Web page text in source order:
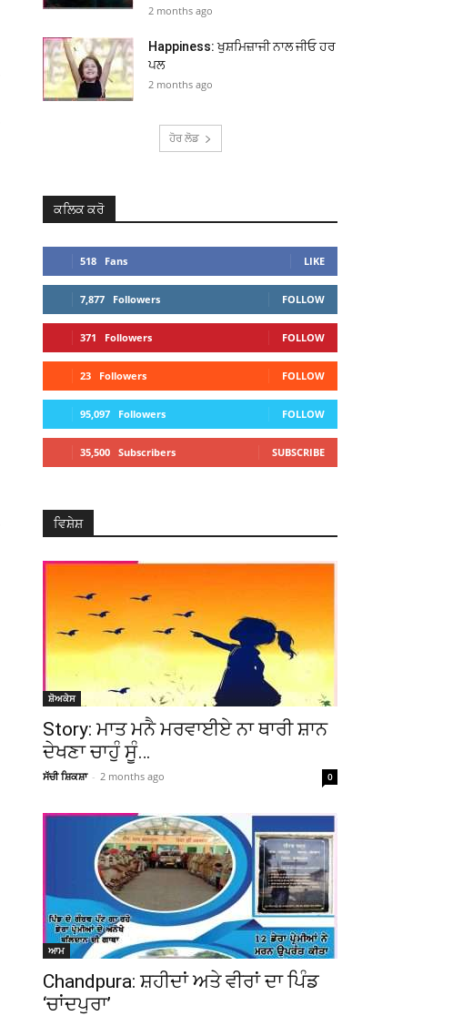
2 months ago
Happiness: ਖੁਸ਼ਮਿਜ਼ਾਜੀ ਨਾਲ ਜੀਓ ਹਰ
ਪਲ
2 months ago
ਹੋਰ ਲੋਡ
ਕਲਿਕ ਕਰੋ
518 Fans LIKE
7,877 Followers FOLLOW
371 Followers FOLLOW
23 Followers FOLLOW
95,097 Followers FOLLOW
35,500 Subscribers SUBSCRIBE
ਵਿਸ਼ੇਸ਼
ਸ਼ੋਅਕੇਸ
Story: ਮਾਤ ਮਨੈ ਮਰਵਾਈਏ ਨਾ ਥਾਰੀ ਸ਼ਾਨ
ਦੇਖਣਾ ਚਾਹੁੰ ਸੂੰ…
ਸੱਚੀ ਸ਼ਿਕਸ਼ਾ - 2 months ago 0
ਆਮ
Chandpura: ਸ਼ਹੀਦਾਂ ਅਤੇ ਵੀਰਾਂ ਦਾ ਪਿੰਡ
‘ਚਾਂਦਪੁਰਾ’